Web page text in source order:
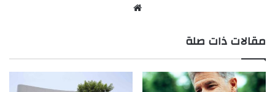
مقالات ذات صلة